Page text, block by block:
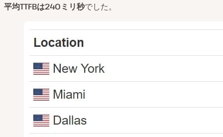
平均TTFBは240ミリ秒でした。